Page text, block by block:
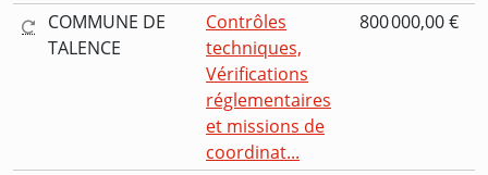
COMMUNE DE
TALENCE
Contrôles
techniques,
Vérifications
réglementaires
et missions de
coordinat...
800 000,00 €